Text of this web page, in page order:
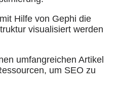
Hilfe von Gephi die
visualisiert werden
umfangreichen Artikel
um SEO zu